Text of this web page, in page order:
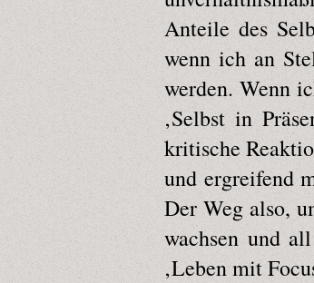
Anteile des
wenn ich an
werden. Wenn
‚Selbst in
kritische
und ergreifend
Der Weg also,
wachsen und
‚Leben mit